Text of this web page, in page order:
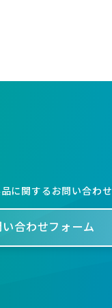
に関するお問い合わせ
合わせフォーム